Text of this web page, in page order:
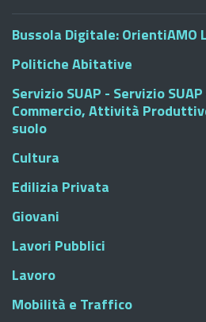
Bussola Digitale: OrientiAMO
Politiche Abitative
Servizio SUAP - Servizio
Commercio, Attività
suolo
Cultura
Edilizia Privata
Giovani
Lavori Pubblici
Lavoro
Mobilità e Traffico